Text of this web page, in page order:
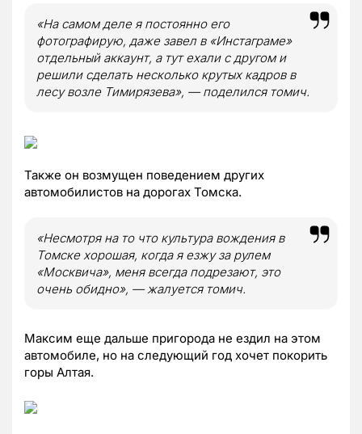
«На самом деле я постоянно его
фотографирую, даже завел в «Инстаграме»
отдельный аккаунт, а тут ехали с другом и
решили сделать несколько крутых кадров в
лесу возле Тимирязева», — поделился томич.
Также он возмущен поведением других
автомобилистов на дорогах Томска.
«Несмотря на то что культура вождения в
Томске хорошая, когда я езжу за рулем
«Москвича», меня всегда подрезают, это
очень обидно», — жалуется томич.
Максим еще дальше пригорода не ездил на этом
автомобиле, но на следующий год хочет покорить
горы Алтая.